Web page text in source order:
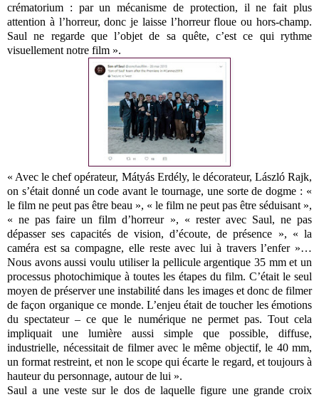
crématorium : par un mécanisme de protection, il ne fait plus
attention à l’horreur, donc je laisse l’horreur floue ou hors-champ.
Saul ne regarde que l’objet de sa quête, c’est ce qui rythme
visuellement notre film ».
« Avec le chef opérateur, Mátyás Erdély, le décorateur, László Rajk,
on s’était donné un code avant le tournage, une sorte de dogme : «
le film ne peut pas être beau », « le film ne peut pas être séduisant »,
« ne pas faire un film d’horreur », « rester avec Saul, ne pas
dépasser ses capacités de vision, d’écoute, de présence », « la
caméra est sa compagne, elle reste avec lui à travers l’enfer »…
Nous avons aussi voulu utiliser la pellicule argentique 35 mm et un
processus photochimique à toutes les étapes du film. C’était le seul
moyen de préserver une instabilité dans les images et donc de filmer
de façon organique ce monde. L’enjeu était de toucher les émotions
du spectateur – ce que le numérique ne permet pas. Tout cela
impliquait une lumière aussi simple que possible, diffuse,
industrielle, nécessitait de filmer avec le même objectif, le 40 mm,
un format restreint, et non le scope qui écarte le regard, et toujours à
hauteur du personnage, autour de lui ».
Saul a une veste sur le dos de laquelle figure une grande croix